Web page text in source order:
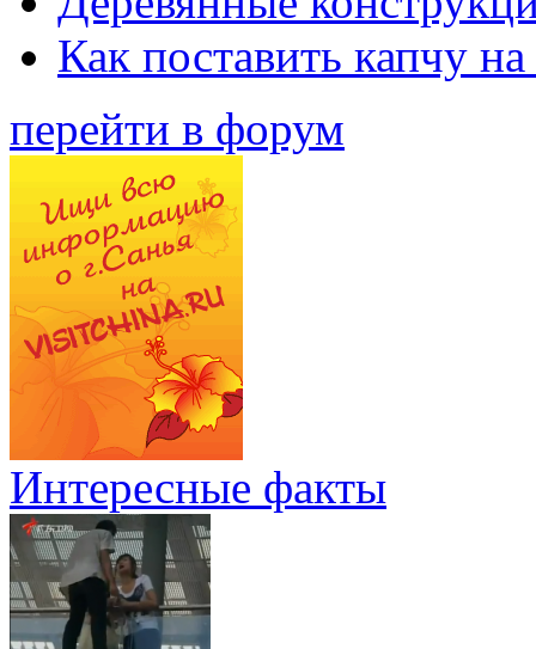
Как поставить капчу
перейти в форум
Интересные факты